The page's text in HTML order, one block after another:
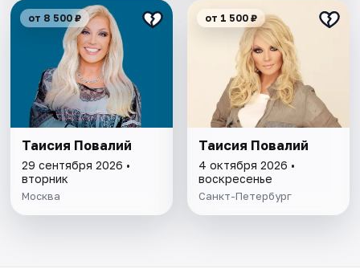
от 8 500 ₽
Таисия Повалий
29 сентября 2026 •
вторник
Москва
от 1 500 ₽
Таисия Повалий
4 октября 2026 •
воскресенье
Санкт-Петербург